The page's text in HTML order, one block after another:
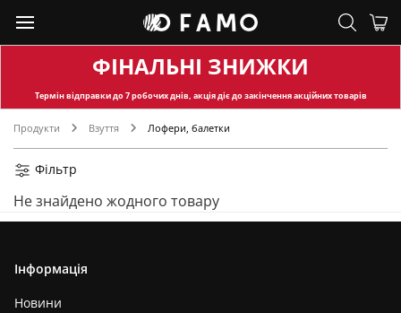
ФІНАЛЬНІ ЗНИЖКИ
Термін відправкидо 7 робочих днів, акція діє до закінчення акційних товарів
Продукти Взуття Лофери, балетки
Фільтр
Не знайдено жодного товару
Інформація
Новини